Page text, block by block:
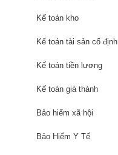
Kế toán kho
Kế toán tài sản cố định
Kế toán tiền lương
Kế toán giá thành
Bảo hiểm xã hội
Bảo Hiểm Y Tế